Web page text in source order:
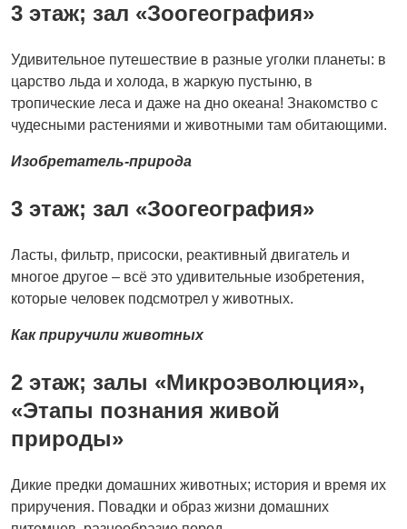
3 этаж; зал «Зоогеография»
Удивительное путешествие в разные уголки планеты: в
царство льда и холода, в жаркую пустыню, в
тропические леса и даже на дно океана! Знакомство с
чудесными растениями и животными там обитающими.
Изобретатель-природа
3 этаж; зал «Зоогеография»
Ласты, фильтр, присоски, реактивный двигатель и
многое другое – всё это удивительные изобретения,
которые человек подсмотрел у животных.
Как приручили животных
2 этаж; залы «Микроэволюция»,
«Этапы познания живой
природы»
Дикие предки домашних животных; история и время их
приручения. Повадки и образ жизни домашних